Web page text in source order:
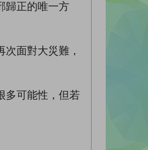
歸正的唯一方
面對大災難，
多可能性，但若